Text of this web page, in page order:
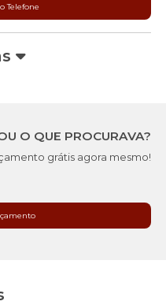
Telefone
O QUE PROCURAVA?
grátis agora mesmo!